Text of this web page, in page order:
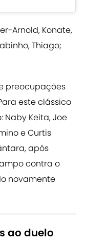
Arnold, Konate,
Thiago;
preocupações
este clássico
Keita, Joe
e Curtis
após
contra o
novamente
ao duelo